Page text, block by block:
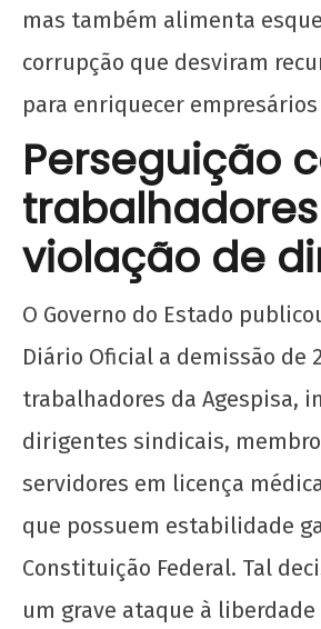
mas também alimenta
corrupção que desviram
para enriquecer
Perseguição
violação de
O Governo do Estado
Diário Oficial a demissão de
trabalhadores da Agespisa,
dirigentes sindicais,
servidores em licença
que possuem estabilidade
Constituição Federal. Tal
um grave ataque à